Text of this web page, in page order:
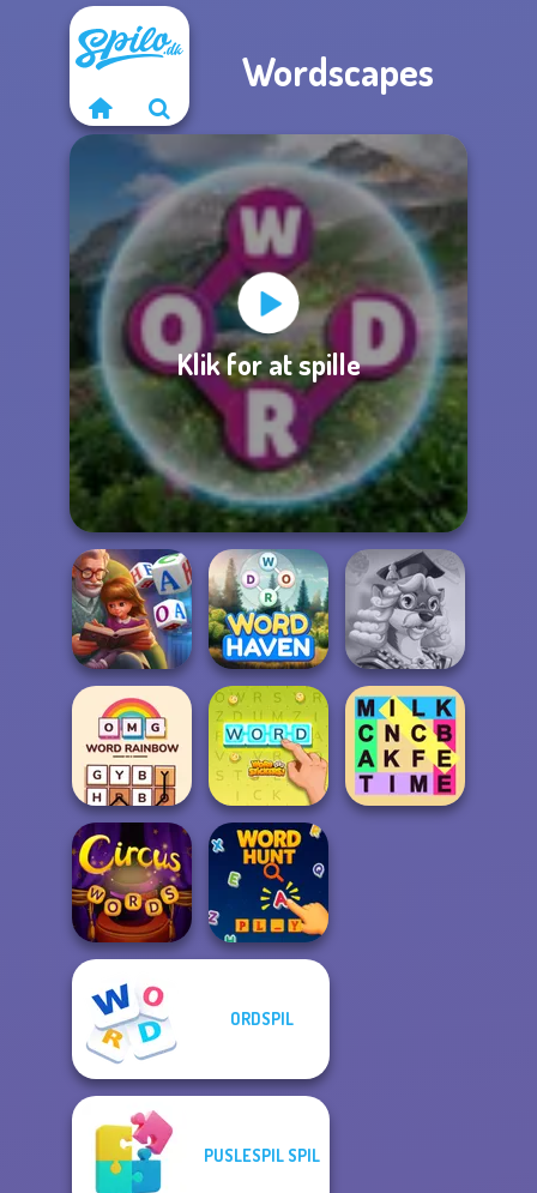
Wordscapes
Klik for at spille
Word Scramble:
Family Tales
Word Haven
Words With Prof.
Wisely
OMG Word
Rainbow
Word Stickers!
Circus Words
ORDSPIL
PUSLESPIL SPIL